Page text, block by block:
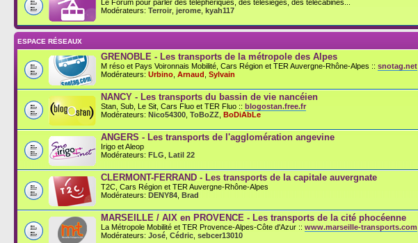
Le Forum pour parler des téléphériques, des télésièges, des télécabines...
Modérateurs: Terroir jerome kyah117
ESPACE RÉSEAUX
GRENOBLE - Les transports de la métropole des Alpes
M réso et Pays Voironnais Mobilité, Cars Région et TER Auvergne-Rhône-Alpes :: snotag.net
Modérateurs: Urbino Arnaud Sylvain
NANCY - Les transports du bassin de vie nancéien
Stan, Sub, Le Sit, Cars Fluo et TER Fluo :: blogostan.free.fr
Modérateurs: Nico54300 ToBoZZ BoDiAbLe
ANGERS - Les transports de l'agglomération angevine
Irigo et Aleop
Modérateurs: FLG Latil 22
CLERMONT-FERRAND - Les transports de la capitale auvergnate
T2C, Cars Région et TER Auvergne-Rhône-Alpes
Modérateurs: DENY84 Brad
MARSEILLE / AIX en PROVENCE - Les transports de la cité phocéenne
La Métropole Mobilité et TER Provence-Alpes-Côte d'Azur :: www.marseille-transports.com
Modérateurs: José Cédric sebcer13010